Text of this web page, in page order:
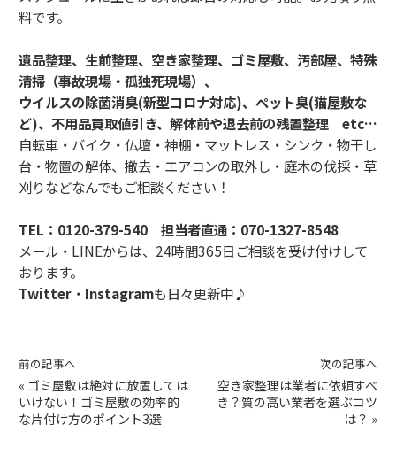
料です。
遺品整理、生前整理、空き家整理、ゴミ屋敷、汚部屋、特殊
清掃（事故現場・孤独死現場）、
ウイルスの除菌消臭(新型コロナ対応)、ペット臭(猫屋敷な
ど)、不用品買取値引き、解体前や退去前の残置整理 etc…
自転車・バイク・仏壇・神棚・マットレス・シンク・物干し
台・物置の解体、撤去・エアコンの取外し・庭木の伐採・草
刈りなどなんでもご相談ください！
TEL： 0120-379-540 担当者直通： 070-1327-8548
メール・LINEからは、24時間365日ご相談を受け付けして
おります。
Twitter ・ Instagramも日々更新中♪
前の記事へ
« ゴミ屋敷は絶対に放置しては
いけない！ゴミ屋敷の効率的
な片付け方のポイント3選
次の記事へ
空き家整理は業者に依頼すべ
き？質の高い業者を選ぶコツ
は？ »